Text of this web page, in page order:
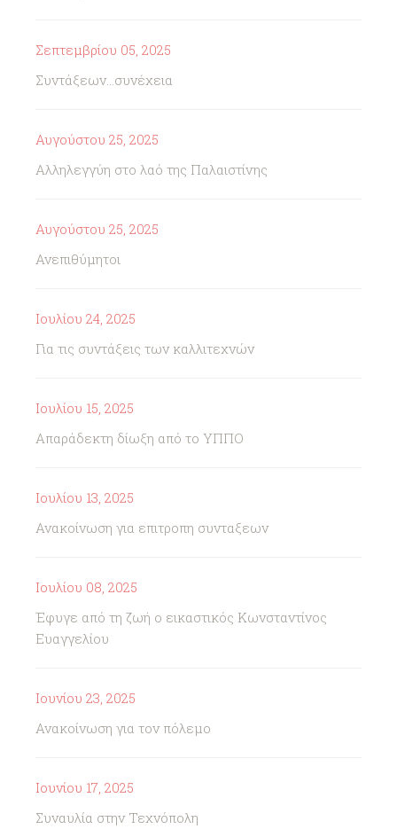
Σεπτεμβρίου 05, 2025
Συντάξεων...συνέχεια
Αυγούστου 25, 2025
Αλληλεγγύη στο λαό της Παλαιστίνης
Αυγούστου 25, 2025
Ανεπιθύμητοι
Ιουλίου 24, 2025
Για τις συντάξεις των καλλιτεχνών
Ιουλίου 15, 2025
Απαράδεκτη δίωξη από το ΥΠΠΟ
Ιουλίου 13, 2025
Ανακοίνωση για επιτροπη συνταξεων
Ιουλίου 08, 2025
Έφυγε από τη ζωή ο εικαστικός Κωνσταντίνος
Ευαγγελίου
Ιουνίου 23, 2025
Ανακοίνωση για τον πόλεμο
Ιουνίου 17, 2025
Συναυλία στην Τεχνόπολη